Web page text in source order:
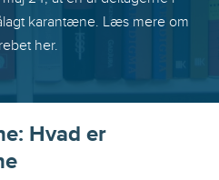
karantæne. Læs mere om
her.
: Hvad er